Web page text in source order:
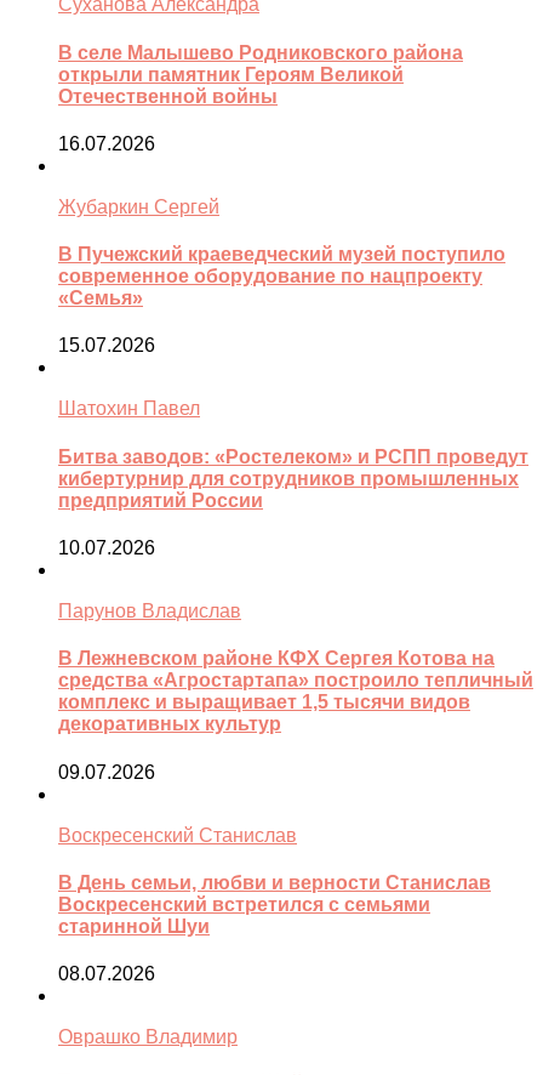
Суханова Александра
В селе Малышево Родниковского района
открыли памятник Героям Великой
Отечественной войны
16.07.2026
Жубаркин Сергей
В Пучежский краеведческий музей поступило
современное оборудование по нацпроекту
«Семья»
15.07.2026
Шатохин Павел
Битва заводов: «Ростелеком» и РСПП проведут
кибертурнир для сотрудников промышленных
предприятий России
10.07.2026
Парунов Владислав
В Лежневском районе КФХ Сергея Котова на
средства «Агростартапа» построило тепличный
комплекс и выращивает 1,5 тысячи видов
декоративных культур
09.07.2026
Воскресенский Станислав
В День семьи, любви и верности Станислав
Воскресенский встретился с семьями
старинной Шуи
08.07.2026
Оврашко Владимир